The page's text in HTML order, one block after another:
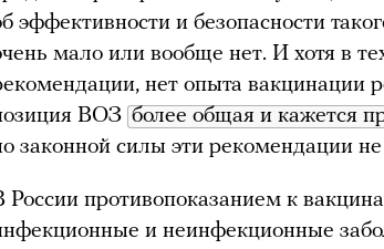
эффективности и безопасности
мало или вообще нет. И хотя в
нет опыта вакцинации
ВОЗ более общая и кажется
законной силы эти рекомендации
России противопоказанием к
и неинфекционные